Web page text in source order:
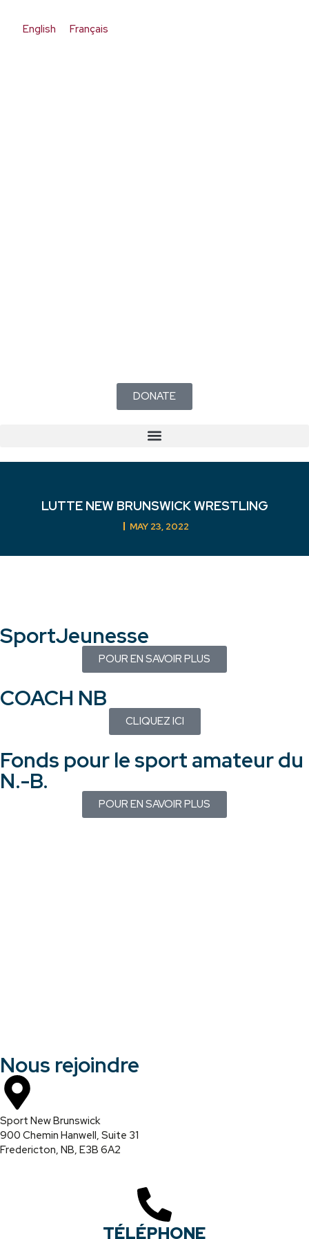
English Français
DONATE
LUTTE NEW BRUNSWICK WRESTLING
MAY 23, 2022
SportJeunesse
POUR EN SAVOIR PLUS
COACH NB
CLIQUEZ ICI
Fonds pour le sport amateur du
N.-B.
POUR EN SAVOIR PLUS
Nous rejoindre
Sport New Brunswick
900 Chemin Hanwell, Suite 31
Fredericton, NB, E3B 6A2
TÉLÉPHONE